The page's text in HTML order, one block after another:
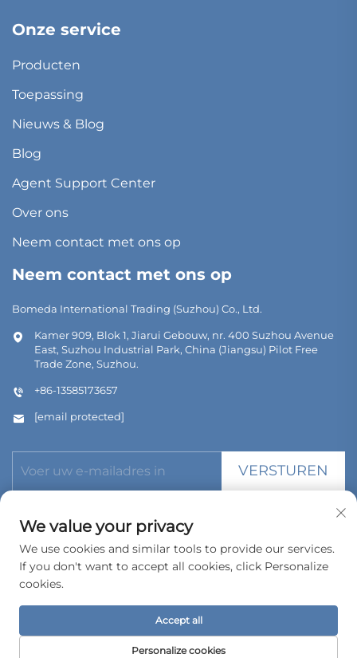
Onze service
Producten
Toepassing
Nieuws & Blog
Blog
Agent Support Center
Over ons
Neem contact met ons op
Neem contact met ons op
Bomeda International Trading (Suzhou) Co., Ltd.
Kamer 909, Blok 1, Jiarui Gebouw, nr. 400 Suzhou Avenue
East, Suzhou Industrial Park, China (Jiangsu) Pilot Free
Trade Zone, Suzhou.
+86-13585173657
[email protected]
VERSTUREN
Copyright © 2026 Bomeda International Trading (Suzhou) Co.,
Privacybeleid
We value your privacy
We use cookies and similar tools to provide our services.
If you don't want to accept all cookies, click Personalize
cookies.
Personalize cookies
Accept all